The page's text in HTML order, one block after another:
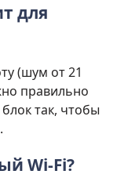
для
(шум от 21
правильно
так, чтобы
Wi‑Fi?